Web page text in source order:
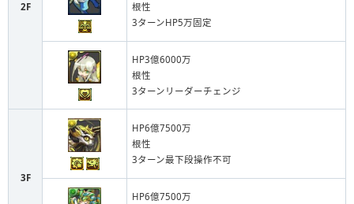
2F
根性
3ターンHP5万固定
HP3億6000万
根性
3ターンリーダーチェンジ
3F
HP6億7500万
根性
3ターン最下段操作不可
HP6億7500万